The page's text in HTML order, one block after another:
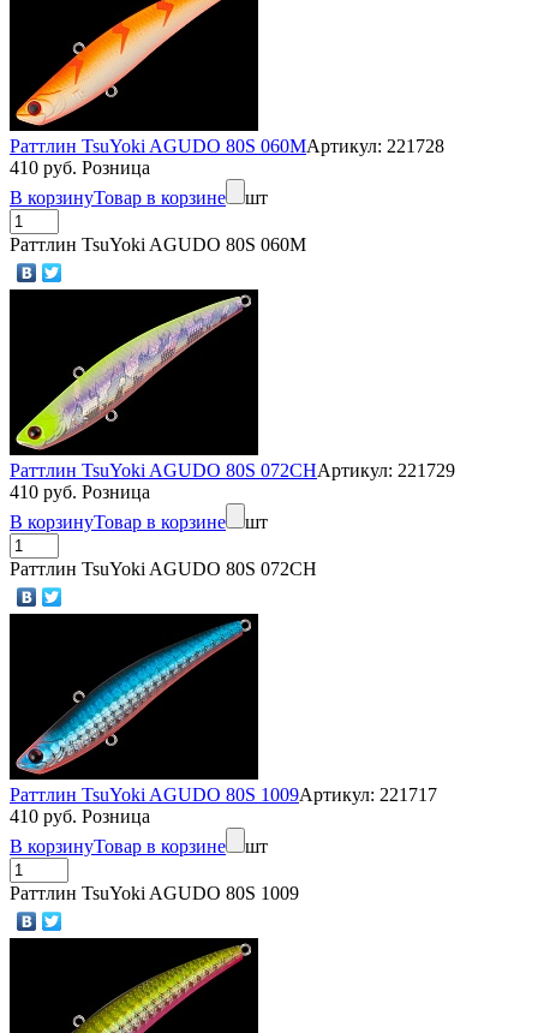
Раттлин TsuYoki AGUDO 80S 060MАртикул: 221728
410 руб. Розница
В корзинуТовар в корзине шт
Раттлин TsuYoki AGUDO 80S 060M
Раттлин TsuYoki AGUDO 80S 072CHАртикул: 221729
410 руб. Розница
В корзинуТовар в корзине шт
Раттлин TsuYoki AGUDO 80S 072CH
Раттлин TsuYoki AGUDO 80S 1009Артикул: 221717
410 руб. Розница
В корзинуТовар в корзине шт
Раттлин TsuYoki AGUDO 80S 1009